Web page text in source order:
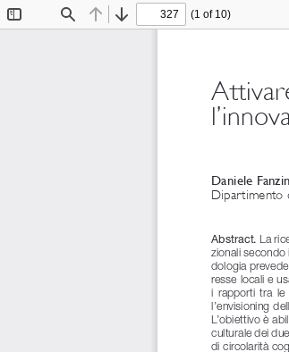
Find Previous
Next
(1 of 10)
Daniele
Dipartimento
Abstract. La
zionali secondo
dologia
resse locali e
i  rapporti  tra  le
l’envisioning
L’obiettivo è
culturale dei
di circolarità